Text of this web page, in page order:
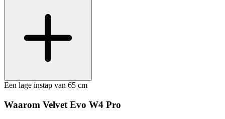
Een lage instap van 65 cm
Waarom Velvet Evo W4 Pro